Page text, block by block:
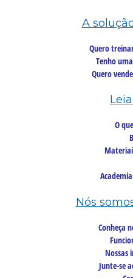
A
Quero
Tenho
Quero
O
Academia
Nós
Conheça
Nossas
Junte-se